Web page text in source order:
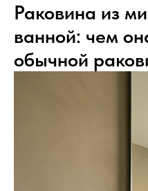
Раковина из
ванной: чем
обычной